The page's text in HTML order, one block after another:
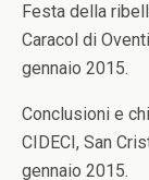
Festa della
Caracol di
gennaio 2015.
Conclusioni e
CIDECI, San
gennaio 2015.